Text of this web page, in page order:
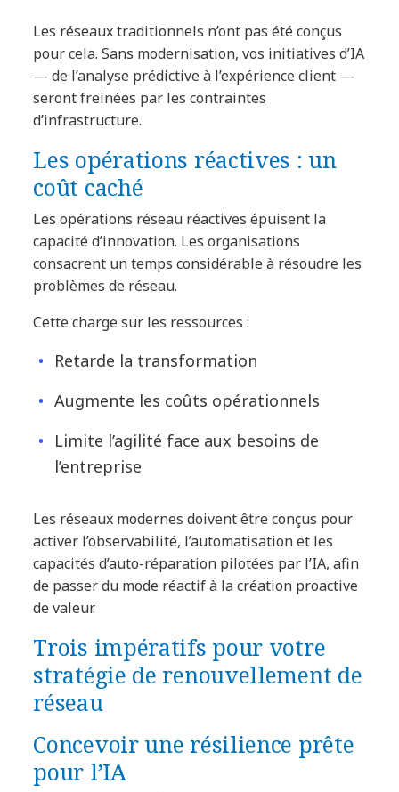
Les réseaux traditionnels n’ont pas été conçus
pour cela. Sans modernisation, vos initiatives d’IA
— de l’analyse prédictive à l’expérience client —
seront freinées par les contraintes
d’infrastructure.
Les opérations réactives : un
coût caché
Les opérations réseau réactives épuisent la
capacité d’innovation. Les organisations
consacrent un temps considérable à résoudre les
problèmes de réseau.
Cette charge sur les ressources :
Retarde la transformation
Augmente les coûts opérationnels
Limite l’agilité face aux besoins de
l’entreprise
Les réseaux modernes doivent être conçus pour
activer l’observabilité, l’automatisation et les
capacités d’auto-réparation pilotées par l’IA, afin
de passer du mode réactif à la création proactive
de valeur.
Trois impératifs pour votre
stratégie de renouvellement de
réseau
Concevoir une résilience prête
pour l’IA